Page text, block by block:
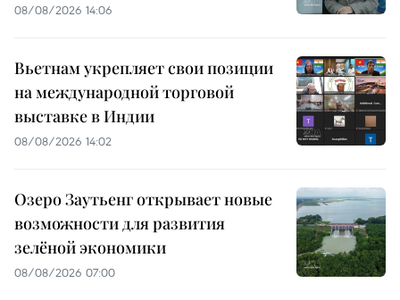
08/08/2026 14:06
Вьетнам укрепляет свои позиции
на международной торговой
выставке в Индии
08/08/2026 14:02
Озеро Заутьенг открывает новые
возможности для развития
зелёной экономики
08/08/2026 07:00